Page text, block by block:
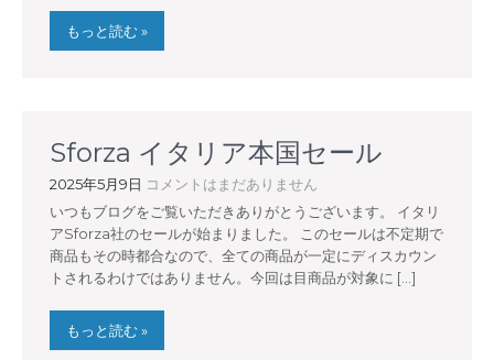
もっと読む »
Sforza イタリア本国セール
2025年5月9日 コメントはまだありません
いつもブログをご覧いただきありがとうございます。 イタリ
アSforza社のセールが始まりました。 このセールは不定期で
商品もその時都合なので、全ての商品が一定にディスカウン
トされるわけではありません。今回は目商品が対象に […]
もっと読む »